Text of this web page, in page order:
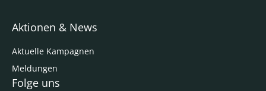
Aktionen & News
Aktuelle Kampagnen
Meldungen
Folge uns